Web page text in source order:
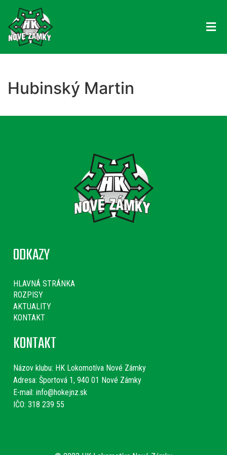
Hubinský Martin
ODKAZY
HLAVNÁ STRÁNKA
ROZPISY
AKTUALITY
KONTAKT
KONTAKT
Názov klubu: HK Lokomotíva Nové Zámky
Adresa: Športová 1, 940 01 Nové Zámky
E-mail: info@hokejnz.sk
IČO: 318 239 55